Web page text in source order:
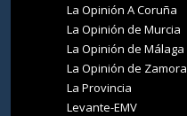
La Opinión A Coruña
La Opinión de Murcia
La Opinión de Málaga
La Opinión de Zamora
La Provincia
Levante-EMV